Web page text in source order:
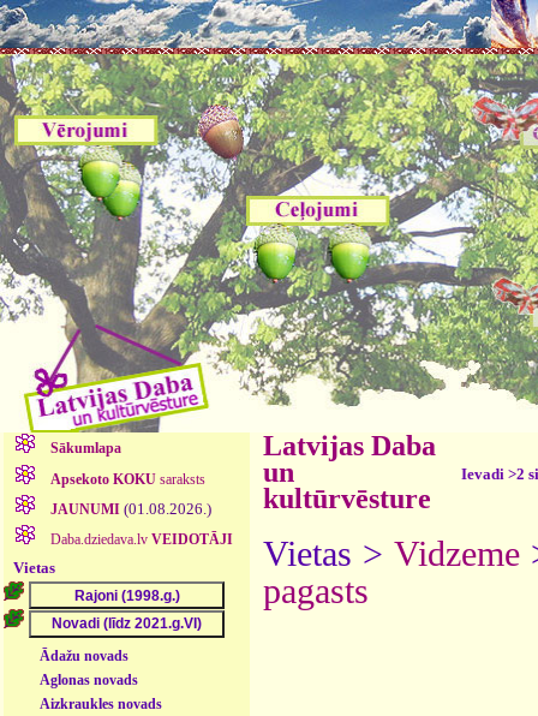
Sākumlapa
Apsekoto KOKUsaraksts
JAUNUMI (01.08.2026.)
Daba.dziedava.lv VEIDOTĀJI
Vietas
Ādažu novads
Aglonas novads
Aizkraukles novads
Latvijas Daba
un
kultūrvēsture
Ievadi >2
Vietas > Vidzeme
pagasts